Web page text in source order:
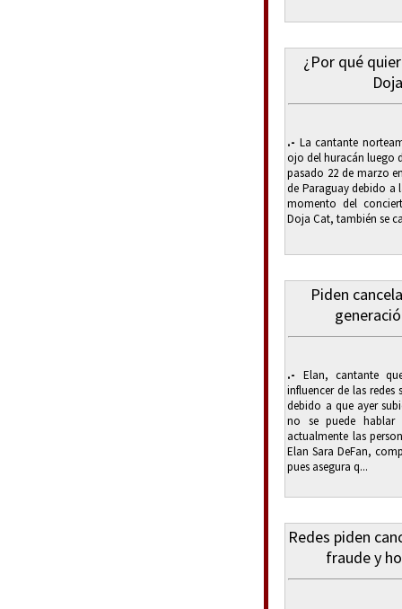
¿Por qué
.- La cantante
ojo del huracán luego
pasado 22 de marzo
de Paraguay debido a
momento del
Doja Cat, también se
Piden
.- Elan, cantante
influencer de las
debido a que ayer
no se puede hablar
actualmente las
Elan Sara DeFan,
pues asegura q...
Redes piden
fraude y